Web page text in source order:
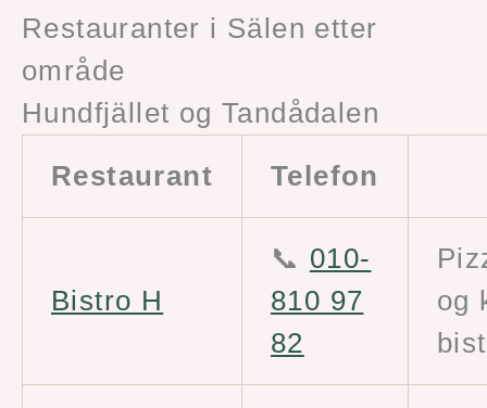
Restauranter i Sälen etter
område
Hundfjället og Tandådalen
Restaurant
Telefon
Bistro H
📞 010-
810 97
82
og